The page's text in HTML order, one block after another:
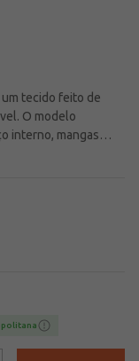
tecido feito de
O modelo
interno, mangas
simples.
algodão Marca:
Pompéia.com